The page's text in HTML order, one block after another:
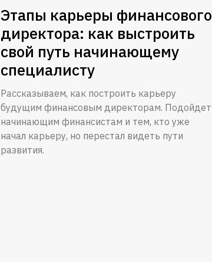
Этапы карьеры финансового
директора: как выстроить
свой путь начинающему
специалисту
Рассказываем, как построить карьеру
будущим финансовым директорам. Подойдет
начинающим финансистам и тем, кто уже
начал карьеру, но перестал видеть пути
развития.